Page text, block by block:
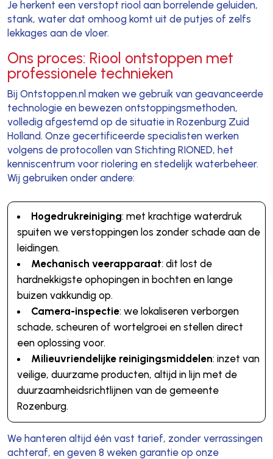
Je herkent een verstopt riool aan borrelende geluiden,
stank, water dat omhoog komt uit de putjes of zelfs
lekkages aan de vloer.
Ons proces: Riool ontstoppen met
professionele technieken
Bij Ontstoppen.nl maken we gebruik van geavanceerde
technologie en bewezen ontstoppingsmethoden,
volledig afgestemd op de situatie in Rozenburg Zuid
Holland. Onze gecertificeerde specialisten werken
volgens de protocollen van Stichting RIONED, het
kenniscentrum voor riolering en stedelijk waterbeheer.
Wij gebruiken onder andere:
Hogedrukreiniging: met krachtige waterdruk
spuiten we verstoppingen los zonder schade aan de
leidingen.
Mechanisch veerapparaat: dit lost de
hardnekkigste ophopingen in bochten en lange
buizen vakkundig op.
Camera-inspectie: we lokaliseren verborgen
schade, scheuren of wortelgroei en stellen direct
een oplossing voor.
Milieuvriendelijke reinigingsmiddelen: inzet van
veilige, duurzame producten, altijd in lijn met de
duurzaamheidsrichtlijnen van de gemeente
Rozenburg.
We hanteren altijd één vast tarief, zonder verrassingen
achteraf, en geven 8 weken garantie op onze